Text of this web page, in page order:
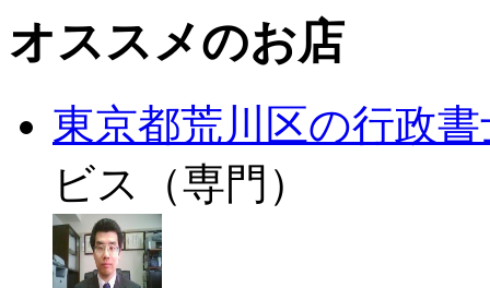
オススメのお店
東京都荒川区の行政
ビス（専門）